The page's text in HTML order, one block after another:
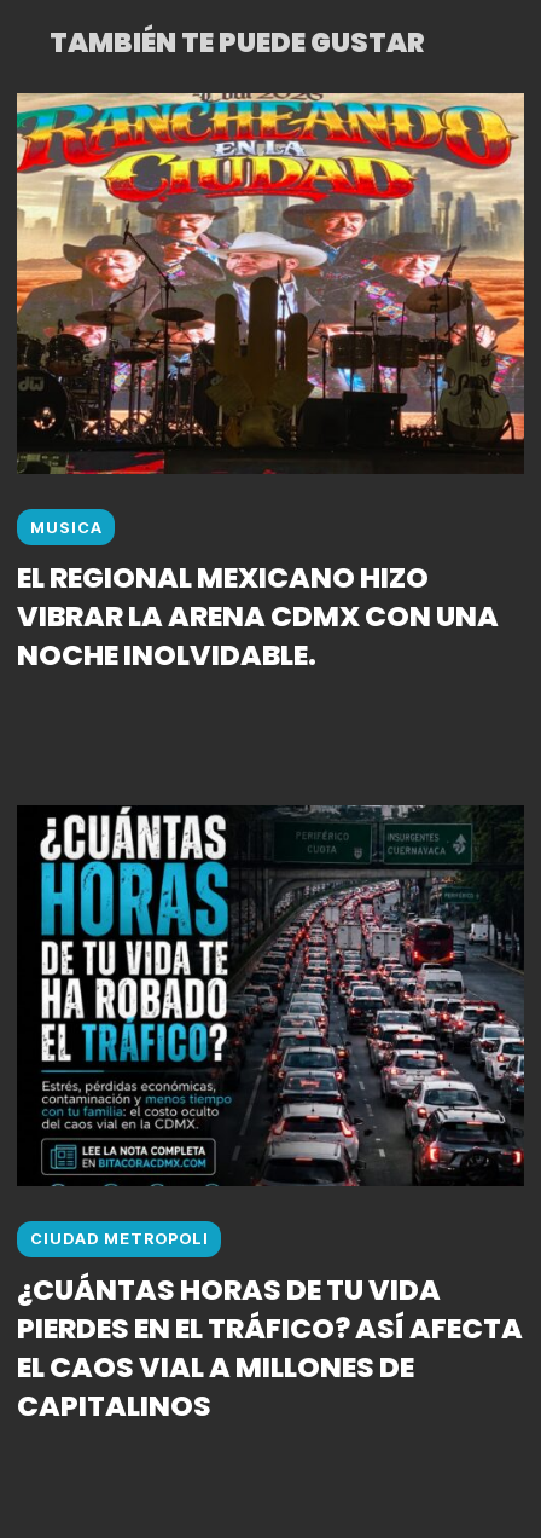
TAMBIÉN TE PUEDE GUSTAR
MUSICA
EL REGIONAL MEXICANO HIZO
VIBRAR LA ARENA CDMX CON UNA
NOCHE INOLVIDABLE.
CIUDAD METROPOLI
¿CUÁNTAS HORAS DE TU VIDA
PIERDES EN EL TRÁFICO? ASÍ AFECTA
EL CAOS VIAL A MILLONES DE
CAPITALINOS